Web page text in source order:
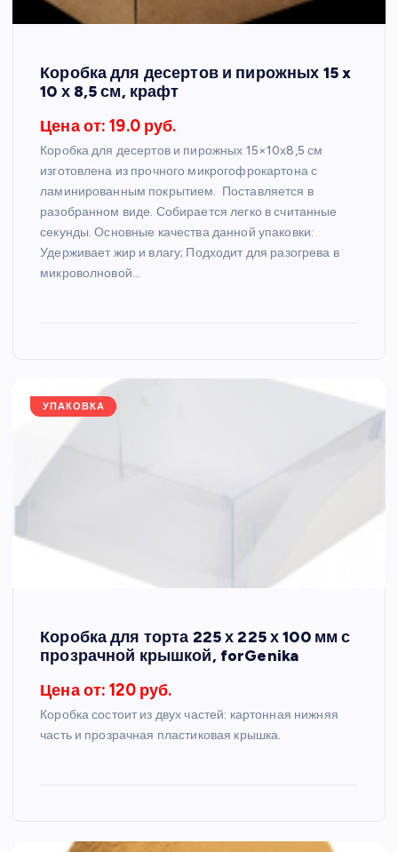
Коробка для десертов и пирожных 15 x
10 х 8,5 см, крафт
Цена от: 19.0 руб.
Коробка для десертов и пирожных 15×10х8,5 см
изготовлена из прочного микрогофрокартона с
ламинированным покрытием. Поставляется в
разобранном виде. Собирается легко в считанные
секунды. Основные качества данной упаковки:
Удерживает жир и влагу; Подходит для разогрева в
микроволновой…
УПАКОВКА
Коробка для торта 225 х 225 х 100 мм с
прозрачной крышкой, forGenika
Цена от: 120 руб.
Коробка состоит из двух частей: картонная нижняя
часть и прозрачная пластиковая крышка.